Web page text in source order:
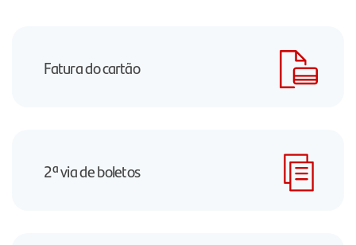
Fatura do cartão
2ª via de boletos